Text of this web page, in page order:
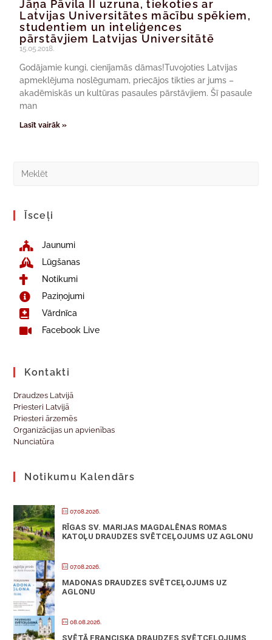
Jāņa Pāvila II uzruna, tiekoties ar
Latvijas Universitātes mācību spēkiem,
studentiem un inteliģences
pārstāvjiem Latvijas Universitātē
15.05.2018.
Godājamie kungi, cienījamās dāmas!Tuvojoties Latvijas
apmeklējuma noslēgumam, priecājos tikties ar jums –
akadēmiskās un kultūras pasaules pārstāvjiem. Šī pasaule
man
Lasīt vairāk »
Īsceļi
Jaunumi
Lūgšanas
Notikumi
Paziņojumi
Vārdnīca
Facebook Live
Kontakti
Draudzes Latvijā
Priesteri Latvijā
Priesteri ārzemēs
Organizācijas un apvienības
Nunciatūra
Notikumu Kalendārs
07.08.2026.
RĪGAS SV. MARIJAS MAGDALĒNAS ROMAS
KATOĻU DRAUDZES SVĒTCEĻOJUMS UZ AGLONU
07.08.2026.
MADONAS DRAUDZES SVĒTCEĻOJUMS UZ
AGLONU
08.08.2026.
SVĒTĀ FRANCISKA DRAUDZES SVĒTCEĻOJUMS